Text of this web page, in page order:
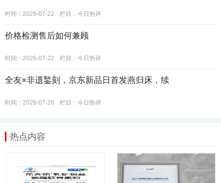
时间：2026-07-22 栏目： 今日热评
价格检测售后如何兼顾
时间：2026-07-22 栏目： 今日热评
全友×非遗錾刻，京东新品日首发燕归床，续
时间：2026-07-20 栏目： 今日热评
热点内容